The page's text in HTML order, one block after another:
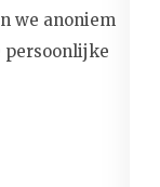
we anoniem
persoonlijke